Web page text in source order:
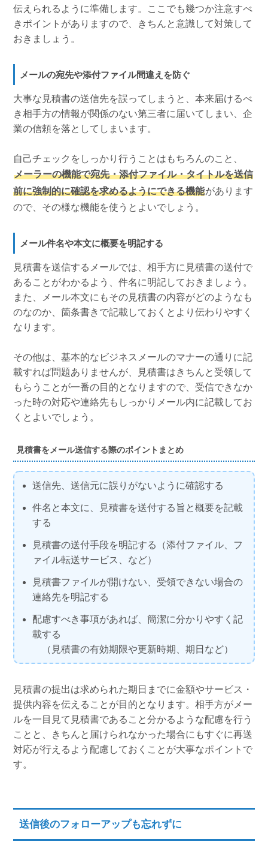
伝えられるように準備します。ここでも幾つか注意すべ
きポイントがありますので、きちんと意識して対策して
おきましょう。
メールの宛先や添付ファイル間違えを防ぐ
大事な見積書の送信先を誤ってしまうと、本来届けるべ
き相手方の情報が関係のない第三者に届いてしまい、企
業の信頼を落としてしまいます。
自己チェックをしっかり行うことはもちろんのこと、
メーラーの機能で宛先・添付ファイル・タイトルを送信
前に強制的に確認を求めるようにできる機能があります
ので、その様な機能を使うとよいでしょう。
メール件名や本文に概要を明記する
見積書を送信するメールでは、相手方に見積書の送付で
あることがわかるよう、件名に明記しておきましょう。
また、メール本文にもその見積書の内容がどのようなも
のなのか、箇条書きで記載しておくとより伝わりやすく
なります。
その他は、基本的なビジネスメールのマナーの通りに記
載すれば問題ありませんが、見積書はきちんと受領して
もらうことが一番の目的となりますので、受信できなか
った時の対応や連絡先もしっかりメール内に記載してお
くとよいでしょう。
見積書をメール送信する際のポイントまとめ
送信先、送信元に誤りがないように確認する
件名と本文に、見積書を送付する旨と概要を記載
する
見積書の送付手段を明記する（添付ファイル、フ
ァイル転送サービス、など）
見積書ファイルが開けない、受領できない場合の
連絡先を明記する
配慮すべき事項があれば、簡潔に分かりやすく記
載する
（見積書の有効期限や更新時期、期日など）
見積書の提出は求められた期日までに金額やサービス・
提供内容を伝えることが目的となります。相手方がメー
ルを一目見て見積書であること分かるような配慮を行う
ことと、きちんと届けられなかった場合にもすぐに再送
対応が行えるよう配慮しておくことが大事なポイントで
す。
送信後のフォローアップも忘れずに